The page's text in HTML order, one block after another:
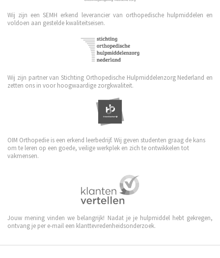
Wij zijn een SEMH erkend leverancier van orthopedische hulpmiddelen en
voldoen aan gestelde kwaliteitseisen.
Wij zijn partner van Stichting Orthopedische Hulpmiddelenzorg Nederland en
zetten ons in voor hoogwaardige zorgkwaliteit.
OIM Orthopedie is een erkend leerbedrijf. Wij geven studenten graag de kans
om te leren op een goede, veilige werkplek en zich te ontwikkelen tot
vakmensen.
Jouw mening vinden we belangrijk! Nadat je je hulpmiddel hebt gekregen,
ontvang je per e-mail een klanttevredenheidsonderzoek.